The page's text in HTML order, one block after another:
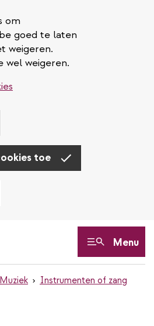
om
goed te laten
weigeren.
wel weigeren.
toe
Menu
Muziek Instrumenten of zang